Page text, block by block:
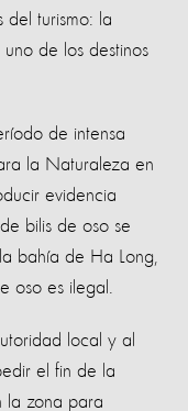
del turismo: la
de los destinos
de intensa
la Naturaleza en
evidencia
bilis de oso se
bahía de Ha Long,
oso es ilegal.
local y al
el fin de la
la zona para